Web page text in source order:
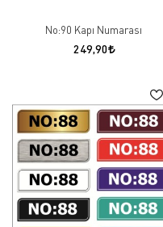
No:90 Kapı Numarası
249,90